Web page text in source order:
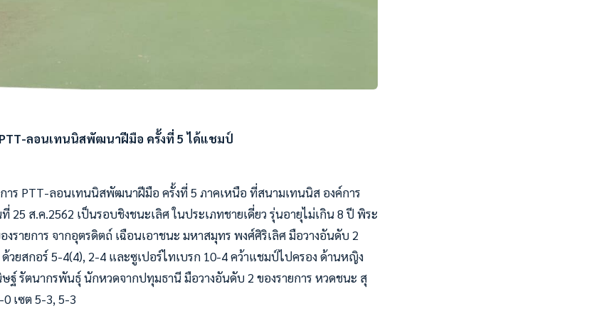
PTT-ลอนเทนนิสพัฒนาฝีมือ ครั้งที่ 5 ได้แชมป์
าร PTT-ลอนเทนนิสพัฒนาฝีมือ ครั้งที่ 5 ภาคเหนือ ที่สนามเทนนิส องค์การ
25 ส.ค.2562 เป็นรอบชิงชนะเลิศ ในประเภทชายเดี่ยว รุ่นอายุไม่เกิน 8 ปี พิระ
รายการ จากอุตรดิตถ์ เฉือนเอาชนะ มหาสมุทร พงศ์ศิริเลิศ มือวางอันดับ 2
วยสกอร์ 5-4(4), 2-4 และซูเปอร์ไทเบรก 10-4 คว้าแชมป์ไปครอง ด้านหญิง
ษฐ์ รัตนากรพันธุ์ นักหวดจากปทุมธานี มือวางอันดับ 2 ของรายการ หวดชนะ สุ
เซต 5-3, 5-3